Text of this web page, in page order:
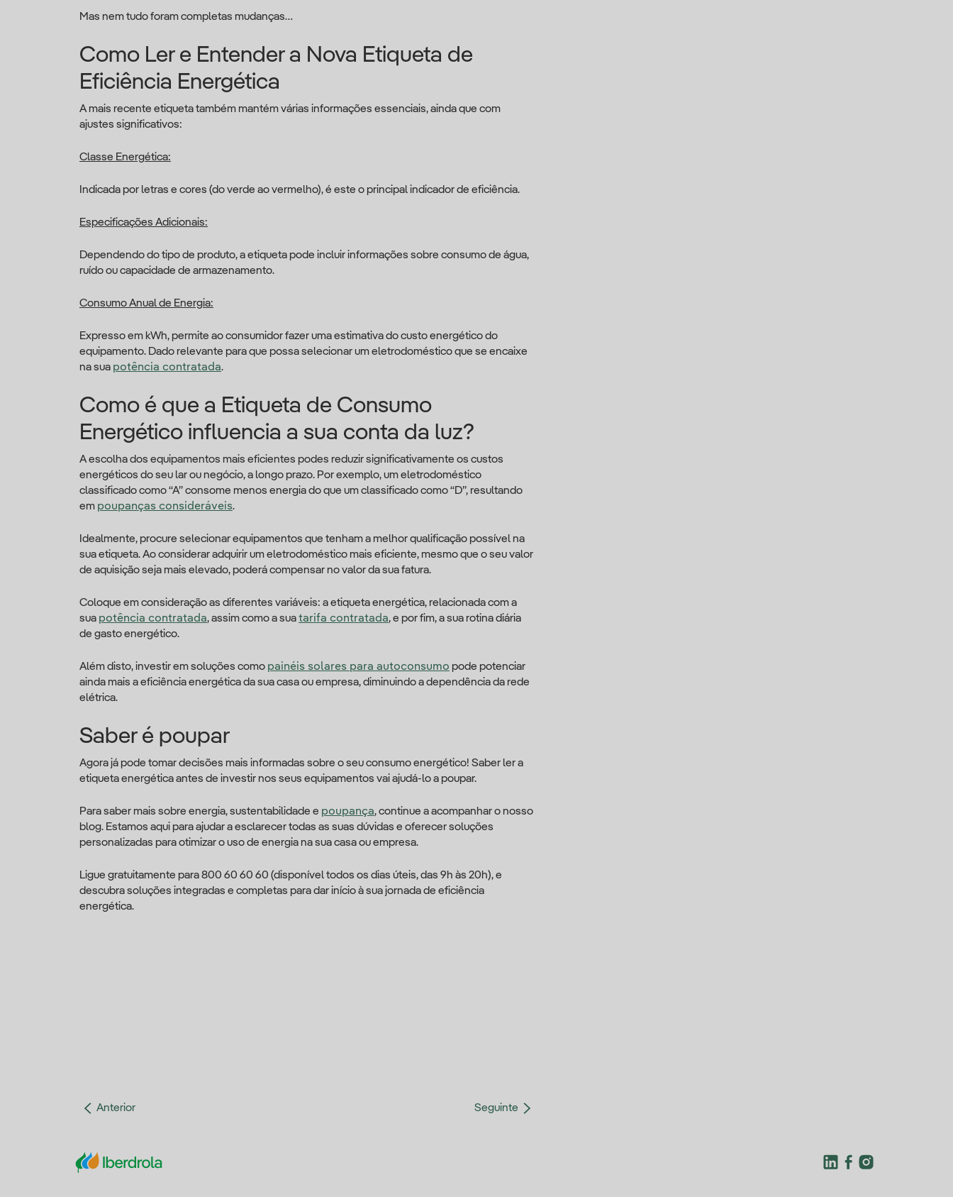
Mas nem tudo foram completas mudanças…
Como Ler e Entender a Nova Etiqueta de
Eficiência Energética
A mais recente etiqueta também mantém várias informações essenciais, ainda que com
ajustes significativos:
Classe Energética:
Indicada por letras e cores (do verde ao vermelho), é este o principal indicador de eficiência.
Especificações Adicionais:
Dependendo do tipo de produto, a etiqueta pode incluir informações sobre consumo de água,
ruído ou capacidade de armazenamento.
Consumo Anual de Energia:
Expresso em kWh, permite ao consumidor fazer uma estimativa do custo energético do
equipamento. Dado relevante para que possa selecionar um eletrodoméstico que se encaixe
na sua potência contratada.
Como é que a Etiqueta de Consumo
Energético influencia a sua conta da luz?
A escolha dos equipamentos mais eficientes podes reduzir significativamente os custos
energéticos do seu lar ou negócio, a longo prazo. Por exemplo, um eletrodoméstico
classificado como “A” consome menos energia do que um classificado como “D”, resultando
em poupanças consideráveis.
Idealmente, procure selecionar equipamentos que tenham a melhor qualificação possível na
sua etiqueta. Ao considerar adquirir um eletrodoméstico mais eficiente, mesmo que o seu valor
de aquisição seja mais elevado, poderá compensar no valor da sua fatura.
Coloque em consideração as diferentes variáveis: a etiqueta energética, relacionada com a
sua potência contratada, assim como a suatarifa contratada, e por fim, a sua rotina diária
de gasto energético.
Além disto, investir em soluções como painéis solares para autoconsumo pode potenciar
ainda mais a eficiência energética da sua casa ou empresa, diminuindo a dependência da rede
elétrica.
Saber é poupar
Agora já pode tomar decisões mais informadas sobre o seu consumo energético! Saber ler a
etiqueta energética antes de investir nos seus equipamentos vai ajudá-lo a poupar.
Para saber mais sobre energia, sustentabilidade e poupança, continue a acompanhar o nosso
blog. Estamos aqui para ajudar a esclarecer todas as suas dúvidas e oferecer soluções
personalizadas para otimizar o uso de energia na sua casa ou empresa.
Ligue gratuitamente para 800 60 60 60 (disponível todos os dias úteis, das 9h às 20h), e
descubra soluções integradas e completas para dar início à sua jornada de eficiência
energética.
Anterior Seguinte